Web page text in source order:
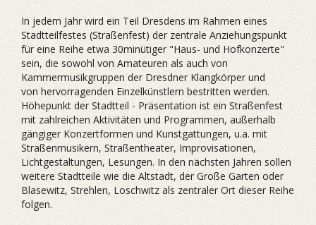
In jedem Jahr wird ein Teil Dresdens im Rahmen eines
Stadtteilfestes (Straßenfest) der zentrale Anziehungspunkt
für eine Reihe etwa 30minütiger "Haus- und Hofkonzerte"
sein, die sowohl von Amateuren als auch von
Kammermusikgruppen der Dresdner Klangkörper und
von hervorragenden Einzelkünstlern bestritten werden.
Höhepunkt der Stadtteil - Präsentation ist ein Straßenfest
mit zahlreichen Aktivitäten und Programmen, außerhalb
gängiger Konzertformen und Kunstgattungen, u.a. mit
Straßenmusikern, Straßentheater, Improvisationen,
Lichtgestaltungen, Lesungen. In den nächsten Jahren sollen
weitere Stadtteile wie die Altstadt, der Große Garten oder
Blasewitz, Strehlen, Loschwitz als zentraler Ort dieser Reihe
folgen.